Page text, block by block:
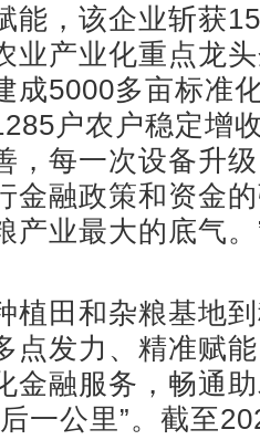
，该企业斩获15
业产业化重点龙
成5000多亩标准
户农户稳定增
，每一次设备升
金融政策和资金
产业最大的底气
田和杂粮基地到
点发力、精准赋
金融服务，畅通
一公里”。截至